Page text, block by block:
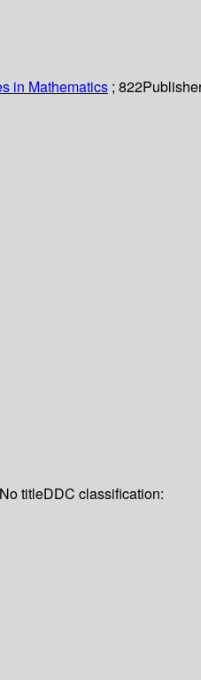
in Mathematics ; 822
titleDDC classification: